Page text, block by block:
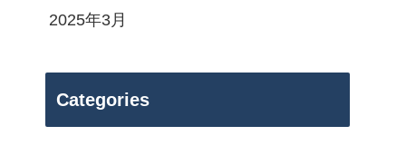
2025年3月
Categories